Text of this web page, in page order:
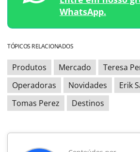
WhatsApp.
TÓPICOS RELACIONADOS
Produtos Mercado
Teresa
Operadoras
Novidades
Erik
Tomas Perez
Destinos